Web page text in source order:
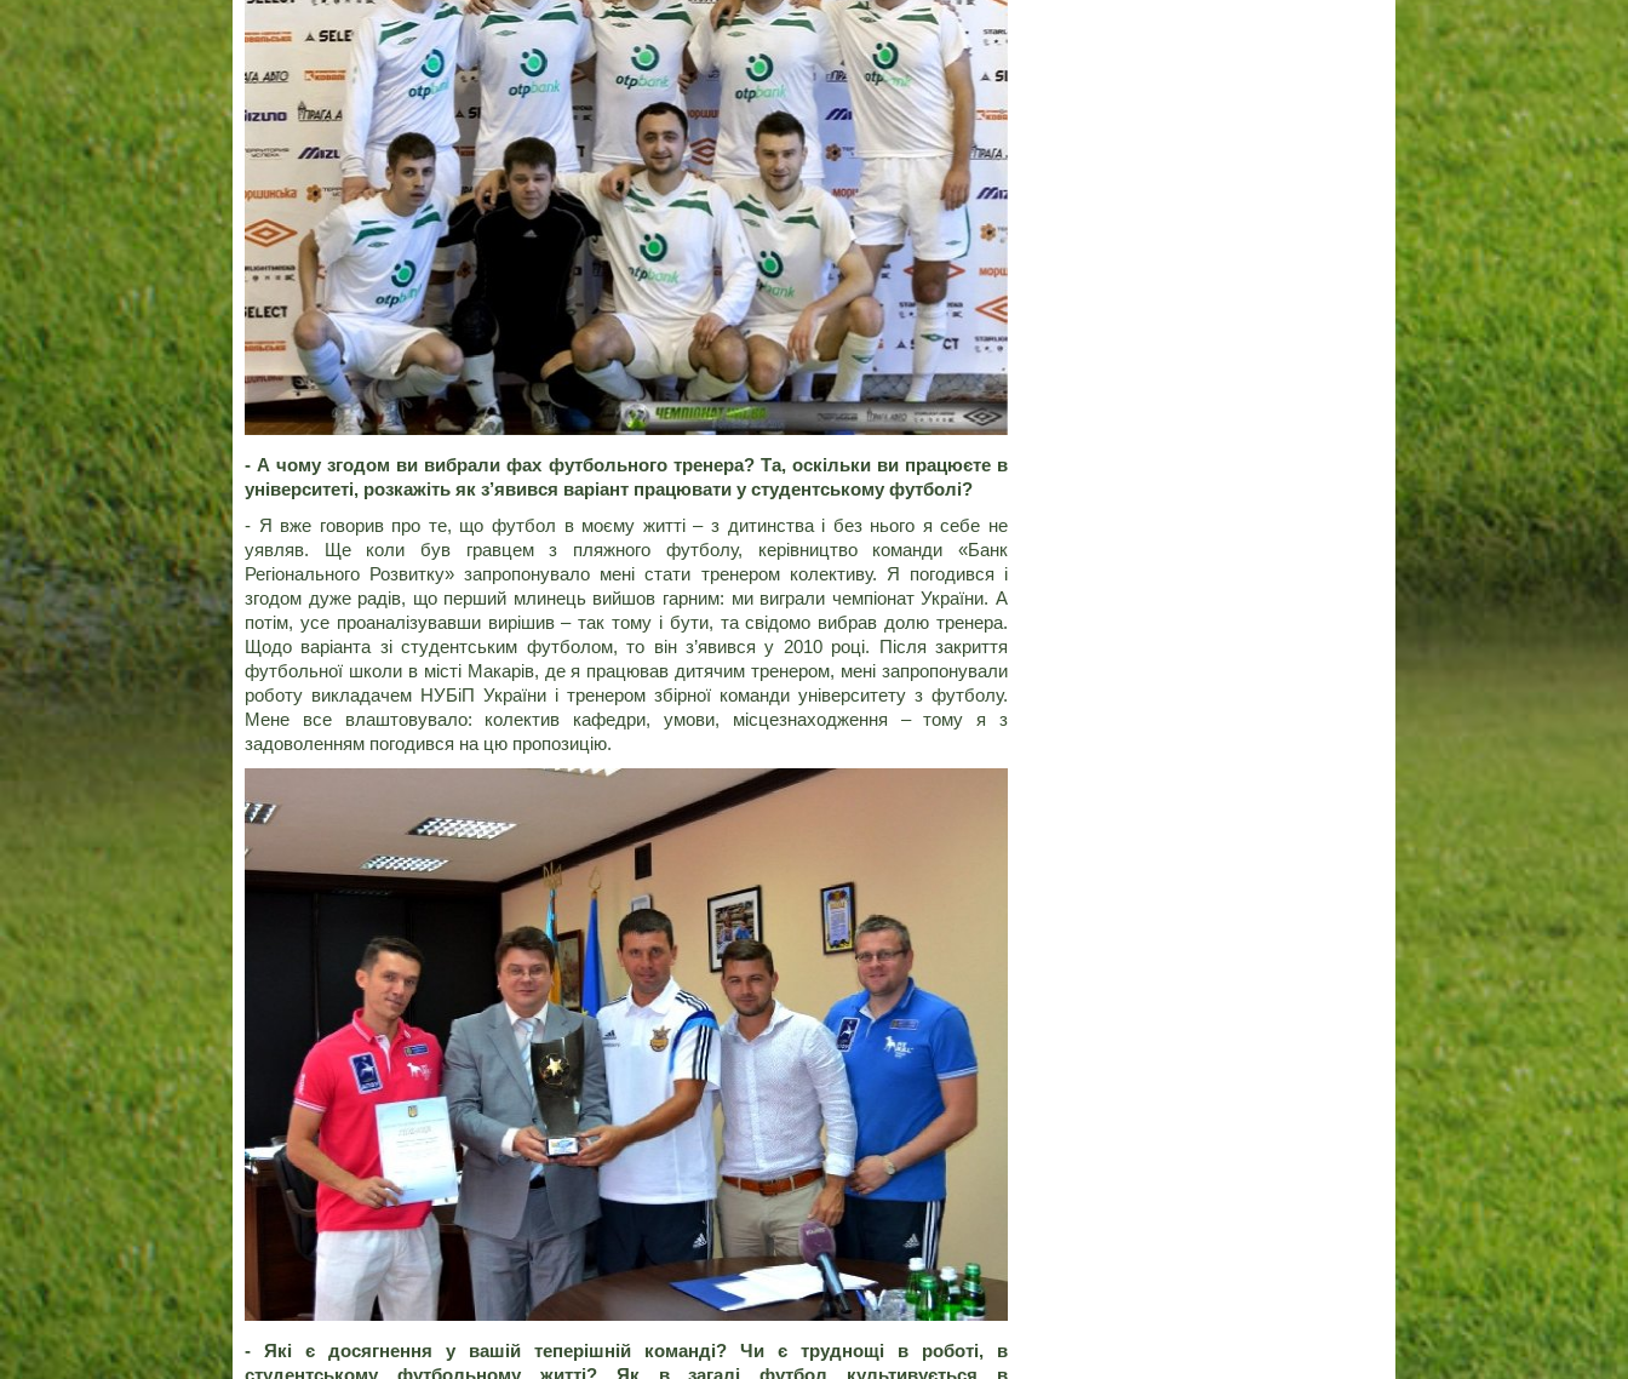
- А чому згодом ви вибрали фах футбольного тренера? Та, оскільки ви працюєте в
університеті, розкажіть як з’явився варіант працювати у студентському футболі?
- Я вже говорив про те, що футбол в моєму житті – з дитинства і без нього я себе не
уявляв. Ще коли був гравцем з пляжного футболу, керівництво команди «Банк
Регіонального Розвитку» запропонувало мені стати тренером колективу. Я погодився і
згодом дуже радів, що перший млинець вийшов гарним: ми виграли чемпіонат України. А
потім, усе проаналізувавши вирішив – так тому і бути, та свідомо вибрав долю тренера.
Щодо варіанта зі студентським футболом, то він з’явився у 2010 році. Після закриття
футбольної школи в місті Макарів, де я працював дитячим тренером, мені запропонували
роботу викладачем НУБіП України і тренером збірної команди університету з футболу.
Мене все влаштовувало: колектив кафедри, умови, місцезнаходження – тому я з
задоволенням погодився на цю пропозицію.
- Які є досягнення у вашій теперішній команді? Чи є труднощі в роботі, в
студентському футбольному житті? Як в загалі футбол культивується в